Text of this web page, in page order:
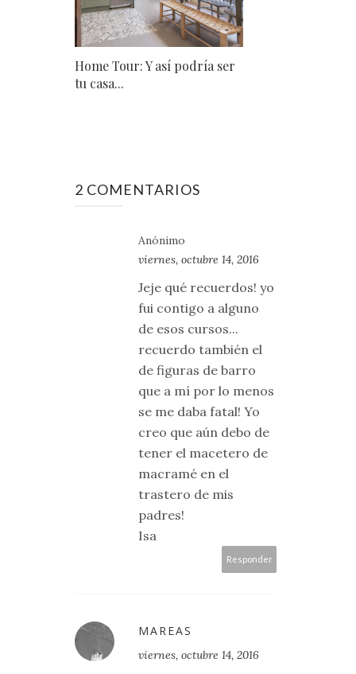
Home Tour: Y así podría ser
tu casa...
2 COMENTARIOS
Anónimo
viernes, octubre 14, 2016
Jeje qué recuerdos! yo
fui contigo a alguno
de esos cursos...
recuerdo también el
de figuras de barro
que a mí por lo menos
se me daba fatal! Yo
creo que aún debo de
tener el macetero de
macramé en el
trastero de mis
padres!
Isa
Responder
MAREAS
viernes, octubre 14, 2016